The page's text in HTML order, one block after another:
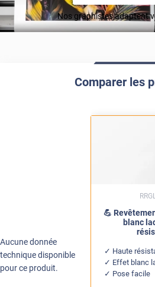
Nos graphistes adaptent
Comparer les
Aucune donnée
technique disponible
pour ce produit.
💪
blanc
Haute
Effet blanc
Pose facile